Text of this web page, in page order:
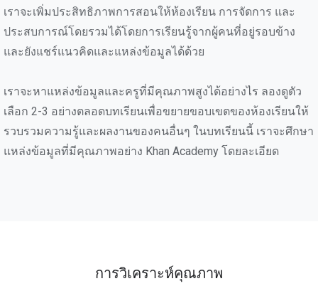
เราจะเพิ่มประสิทธิภาพการสอนให้ห้องเรียน การจัดการ และ
ประสบการณ์โดยรวมได้โดยการเรียนรู้จากผู้คนที่อยู่รอบข้าง
และยังแชร์แนวคิดและแหล่งข้อมูลได้ด้วย
เราจะหาแหล่งข้อมูลและครูที่มีคุณภาพสูงได้อย่างไร ลองดูตัว
เลือก 2-3 อย่างตลอดบทเรียนเพื่อขยายขอบเขตของห้องเรียนให้
รวบรวมความรู้และผลงานของคนอื่นๆ ในบทเรียนนี้ เราจะศึกษา
แหล่งข้อมูลที่มีคุณภาพอย่าง Khan Academy โดยละเอียด
การวิเคราะห์คุณภาพ